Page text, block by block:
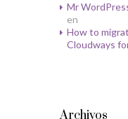
Mr
en
How to
Cloudways
Archivos